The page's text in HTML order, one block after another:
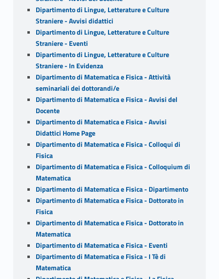
Dipartimento di Lingue, Letterature e Culture
Straniere - Avvisi didattici
Dipartimento di Lingue, Letterature e Culture
Straniere - Eventi
Dipartimento di Lingue, Letterature e Culture
Straniere - In Evidenza
Dipartimento di Matematica e Fisica - Attività
seminariali dei dottorandi/e
Dipartimento di Matematica e Fisica - Avvisi del
Docente
Dipartimento di Matematica e Fisica - Avvisi
Didattici Home Page
Dipartimento di Matematica e Fisica - Colloqui di
Fisica
Dipartimento di Matematica e Fisica - Colloquium di
Matematica
Dipartimento di Matematica e Fisica - Dipartimento
Dipartimento di Matematica e Fisica - Dottorato in
Fisica
Dipartimento di Matematica e Fisica - Dottorato in
Matematica
Dipartimento di Matematica e Fisica - Eventi
Dipartimento di Matematica e Fisica - I Tè di
Matematica